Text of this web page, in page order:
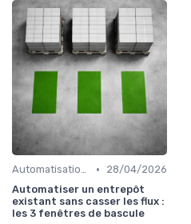
Automatisation processus •
28/04/2026
Automatiser un entrepôt
existant sans casser les flux :
les 3 fenêtres de bascule